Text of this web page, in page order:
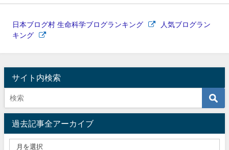
日本ブログ村 生命科学ブログランキング
人気ブログラン
キング
サイト内検索
過去記事全アーカイブ